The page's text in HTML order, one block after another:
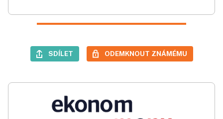
SDÍLET ODEMKNOUT ZNÁMÉMU